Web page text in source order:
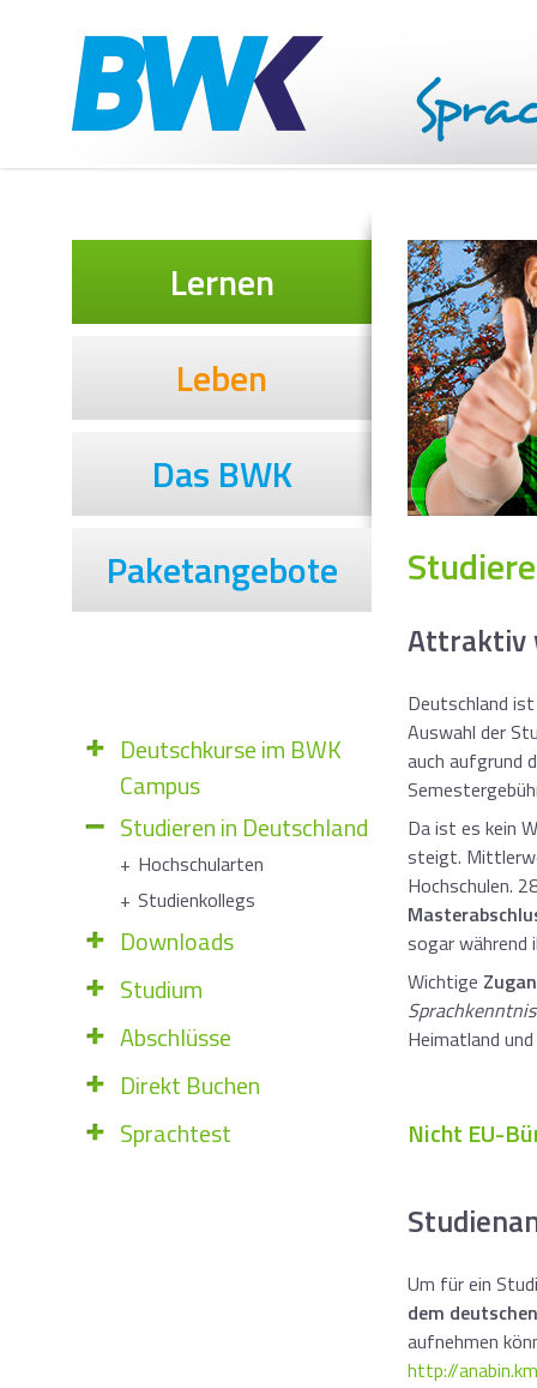
Lernen
Leben
Das BWK
Paketangebote
Deutschkurse im BWK
Campus
Studieren in Deutschland
Hochschularten
Studienkollegs
Downloads
Studium
Abschlüsse
Direkt Buchen
Sprachtest
Attraktiv
Deutschland
Auswahl der
auch aufgrund
Da ist es kein
steigt.
Hochschulen.
sogar während
Wichtige
Heimatland
Nicht EU-
Um für ein
dem
aufnehmen
http://